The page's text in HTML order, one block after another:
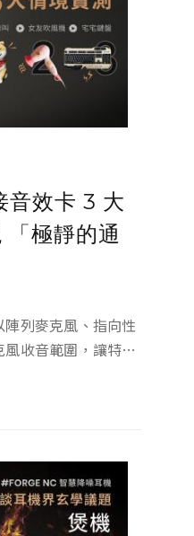
音效卡 3 大
極靜的通
列麥克風、指向性
收音範圍，讓特定
)可以收得更清